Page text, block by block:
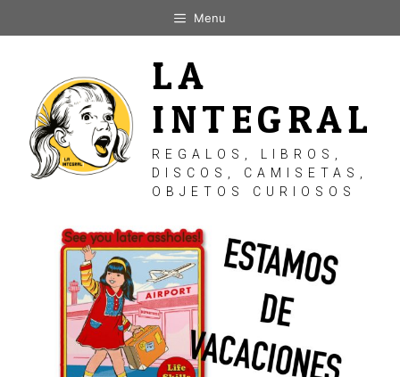
al
Menu
LA
INTEGRAL
REGALOS, LIBROS,
DISCOS, CAMISETAS,
OBJETOS CURIOSOS